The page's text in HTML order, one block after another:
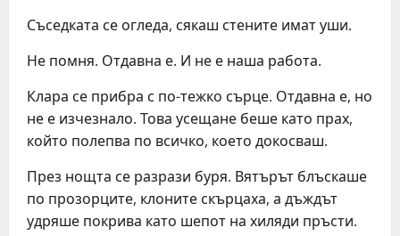
Съседката се огледа, сякаш стените имат уши.
Не помня. Отдавна е. И не е наша работа.
Клара се прибра с по-тежко сърце. Отдавна е, но
не е изчезнало. Това усещане беше като прах,
който полепва по всичко, което докосваш.
През нощта се разрази буря. Вятърът блъскаше
по прозорците, клоните скърцаха, а дъждът
удряше покрива като шепот на хиляди пръсти.